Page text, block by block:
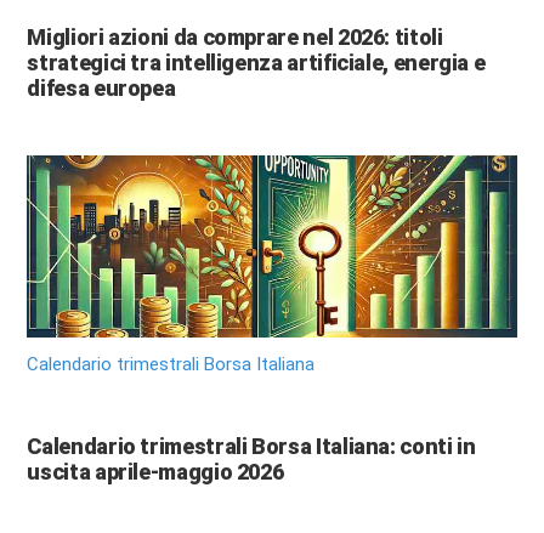
Migliori azioni da comprare nel 2026: titoli
strategici tra intelligenza artificiale, energia e
difesa europea
Calendario trimestrali Borsa Italiana
Calendario trimestrali Borsa Italiana: conti in
uscita aprile-maggio 2026